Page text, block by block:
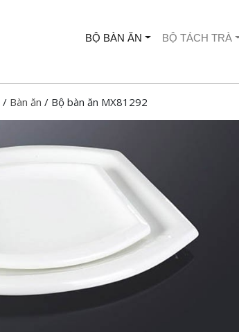
BỘ BÀN ĂN BỘ TÁCH TRÀ
/ Bàn ăn / Bộ bàn ăn MX81292